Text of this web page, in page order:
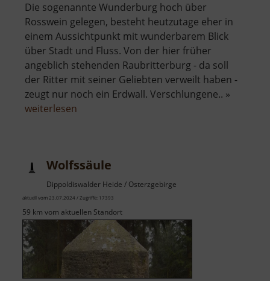
Die sogenannte Wunderburg hoch über
Rosswein gelegen, besteht heutzutage eher in
einem Aussichtpunkt mit wunderbarem Blick
über Stadt und Fluss. Von der hier früher
angeblich stehenden Raubritterburg - da soll
der Ritter mit seiner Geliebten verweilt haben -
zeugt nur noch ein Erdwall. Verschlungene.. »
weiterlesen
Wolfssäule
Dippoldiswalder Heide / Osterzgebirge
aktuell vom 23.07.2024 / Zugriffe: 17393
59 km vom aktuellen Standort